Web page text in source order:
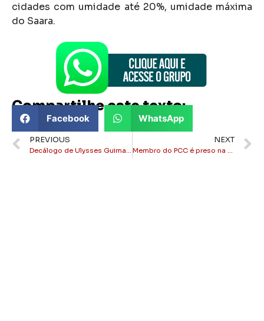
cidades com umidade até 20%, umidade máxima
do Saara.
Compartilhe este texto:
Facebook WhatsApp
PREVIOUS
Decálogo de Ulysses Guimarães: um guia para escolher bem seus candidatos
NEXT
Membro do PCC é preso na rodoviária de Itaperuna!